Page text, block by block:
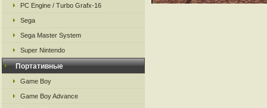
PC Engine / Turbo Grafx-16
Sega
Sega Master System
Super Nintendo
Портативные
Game Boy
Game Boy Advance